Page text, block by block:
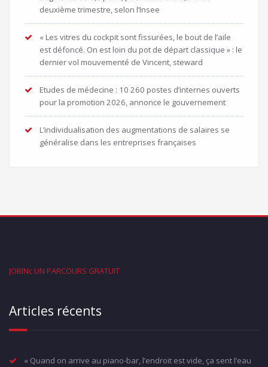
deuxième trimestre, selon l’Insee
« Les vitres du cockpit sont fissurées, le bout de l’aile
est défoncé. On est loin du pot de départ classique » : le
dernier vol mouvementé de Vincent, steward
Etudes de médecine : 10 260 postes d’internes ouverts
pour la promotion 2026, annonce le gouvernement
L’individualisation des augmentations de salaires se
généralise dans les entreprises françaises
JOBINc UN PARCOURS GRATUIT
Articles récents
« Quand on arrive au piano-bar, l’endroit est vide, ça sent l’eau